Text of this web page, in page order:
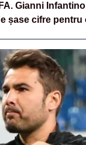
Gianni
șase cifre pentru